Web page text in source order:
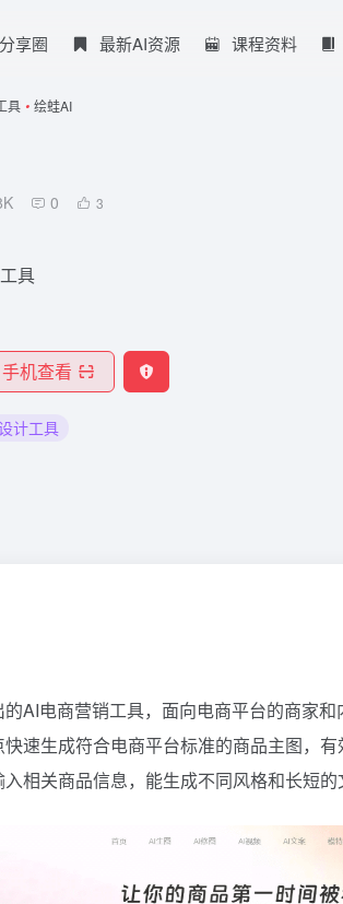
享圈 最新AI资源 课程资料
具 • 绘蛙AI
0 3
具
手机查看
计工具
AI电商营销工具，面向电商平台的商家
速生成符合电商平台标准的商品主图，
相关商品信息，能生成不同风格和长短的